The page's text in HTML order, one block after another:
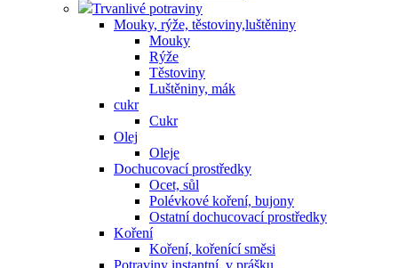
Trvanlivé potraviny
Mouky, rýže, těstoviny,luštěniny
Mouky
Rýže
Těstoviny
Luštěniny, mák
cukr
Cukr
Olej
Oleje
Dochucovací prostředky
Ocet, sůl
Polévkové koření, bujony
Ostatní dochucovací prostředky
Koření
Koření, kořenící směsi
Potraviny instantní, v prášku